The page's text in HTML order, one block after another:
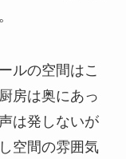
ルの空間はこ
房は奥にあっ
は発しないが
空間の雰囲気